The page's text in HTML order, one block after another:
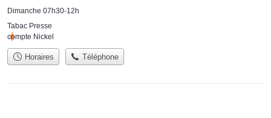
Dimanche 07h30-12h
Tabac Presse
compte Nickel
Horaires Téléphone